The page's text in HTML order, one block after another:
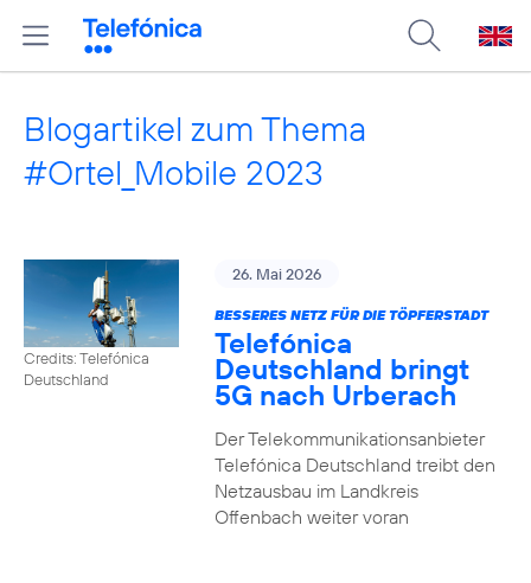
Blogartikel zum Thema
#Ortel_Mobile 2023
Credits: Telefónica
Deutschland
26. Mai 2026
BESSERES NETZ FÜR DIE TÖPFERSTADT
Telefónica
Deutschland bringt
5G nach Urberach
Der Telekommunikationsanbieter
Telefónica Deutschland treibt den
Netzausbau im Landkreis
Offenbach weiter voran